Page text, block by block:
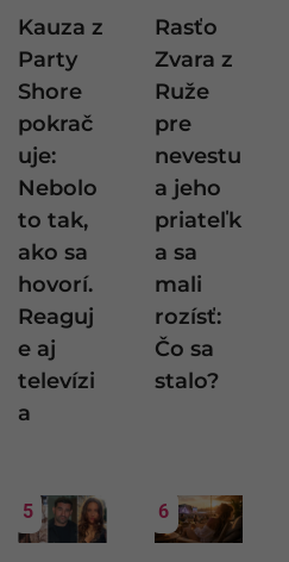
Kauza z
Party
Shore
pokrač
uje:
Nebolo
to tak,
ako sa
hovorí.
Reaguj
e aj
televízi
a
Rasťo
Zvara z
Ruže
pre
nevestu
a jeho
priateľk
a sa
mali
rozísť:
Čo sa
stalo?
5 6